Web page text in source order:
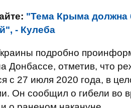
"Тема Крыма должна
- Кулеба
подробно
Донбассе, отметив, что
с 27 июля 2020 года, в
Он сообщил о гибели во